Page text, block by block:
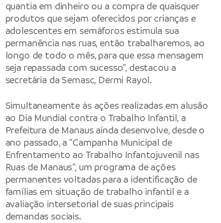
quantia em dinheiro ou a compra de quaisquer
produtos que sejam oferecidos por crianças e
adolescentes em semáforos estimula sua
permanência nas ruas, então trabalharemos, ao
longo de todo o mês, para que essa mensagem
seja repassada com sucesso”, destacou a
secretária da Semasc, Dermi Rayol.
Simultaneamente às ações realizadas em alusão
ao Dia Mundial contra o Trabalho Infantil, a
Prefeitura de Manaus ainda desenvolve, desde o
ano passado, a “Campanha Municipal de
Enfrentamento ao Trabalho Infantojuvenil nas
Ruas de Manaus”, um programa de ações
permanentes voltadas para a identificação de
famílias em situação de trabalho infantil e a
avaliação intersetorial de suas principais
demandas sociais.